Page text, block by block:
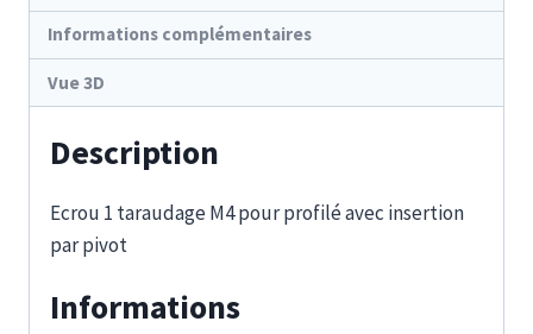
Informations complémentaires
Vue 3D
Description
Ecrou 1 taraudage M4 pour profilé avec insertion
par pivot
Informations